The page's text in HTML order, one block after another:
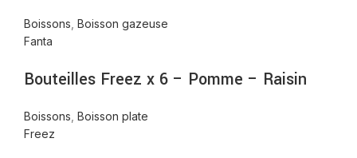
Boissons Boisson gazeuse
Fanta
Bouteilles Freez x 6 – Pomme – Raisin
Boissons Boisson plate
Freez